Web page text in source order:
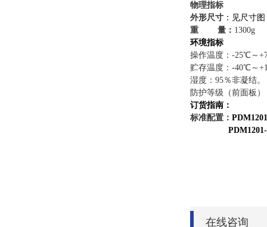
物理指标
外形尺寸 ：见尺寸图
重
量： 1300g
环境指标
操作温度：-25℃～
贮存温度：-40℃～
湿度：95％非凝结。
防护等级（前面板）
订货指南：
标准配置：
PDM1201-
在线咨询